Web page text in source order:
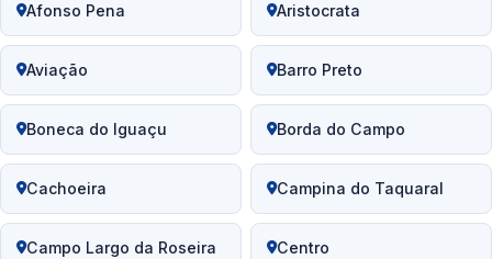
Afonso Pena Aristocrata
Aviação Barro Preto
Boneca do Iguaçu Borda do Campo
Cachoeira Campina do Taquaral
Campo Largo da Roseira Centro